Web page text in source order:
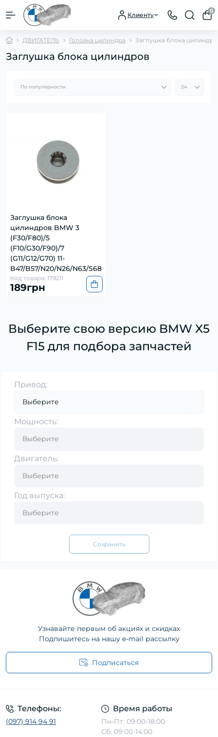
Клиенту
0
ДВИГАТЕЛЬ Головка цилиндра Заглушка блока
Заглушка блока цилиндров
Заглушка блока
цилиндров BMW 3
(F30/F80)/5
(F10/G30/F90)/7
(G11/G12/G70) 11-
B47/B57/N20/N26/N63/S68
Код товара: 179211
189грн
Выберите свою версию BMW X5
F15 для подбора запчастей
Привод:
Мощность:
Двигатель:
Год выпуска:
Сохранить
Узнавайте первым об акциях и скидках
Подпишитесь на нашу e-mail рассылку
Подписаться
Телефоны:
(097) 914 94 91
Время работы
Пн-Пт: 09:00-18:00
Сб: 09:00-14:00